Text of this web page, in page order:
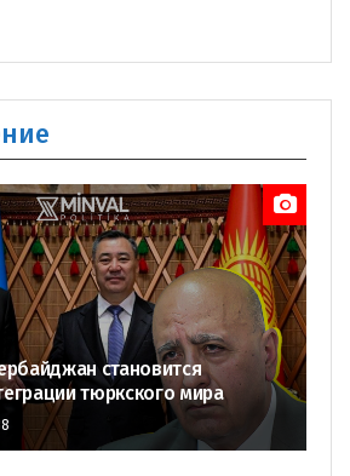
становится
тюркского мира